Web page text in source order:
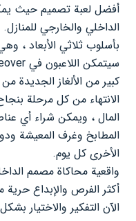
أفضل لعبة تصميم حيث
الداخلي والخارجي
بأسلوب ثلاثي الأبعاد ،
كبير من الألغاز الجديدة
الانتهاء من كل مرحلة
المال ، ويمكن شراء أي
المطابخ وغرف المعيشة
الأخرى كل يوم.
واقعية محاكاة مصمم
أكثر الفرص والإبداع
الآن التفكير والاختيار